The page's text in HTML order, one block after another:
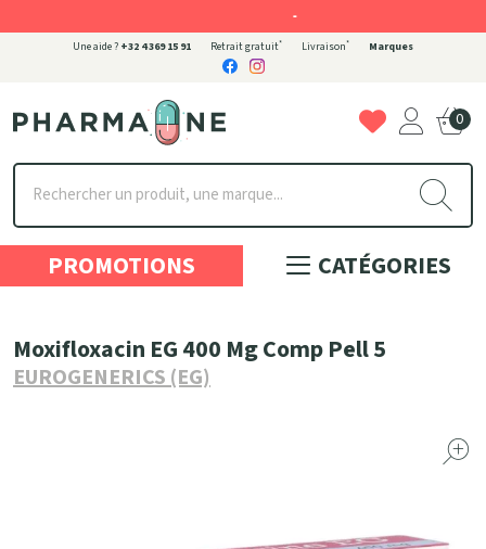
Une aide ? +32 4 369 15 91 Retrait gratuit* Livraison* Marques
Pharmaone Votre pharmacie en ligne à votre service
0
PROMOTIONS CATÉGORIES
Moxifloxacin EG 400 Mg Comp Pell 5
EUROGENERICS (EG)